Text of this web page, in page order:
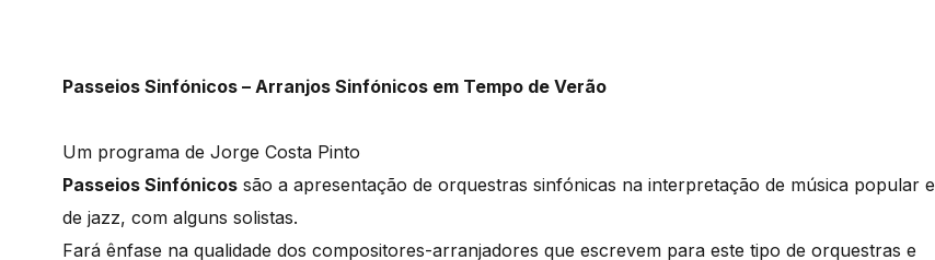
Passeios Sinfónicos – Arranjos Sinfónicos em Tempo de Verão
Um programa de Jorge Costa Pinto
Passeios Sinfónicos são a apresentação de orquestras sinfónicas na interpretação de música popular e
de jazz, com alguns solistas.
Fará ênfase na qualidade dos compositores-arranjadores que escrevem para este tipo de orquestras e